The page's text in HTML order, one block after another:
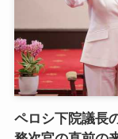
ペロシ下院議長